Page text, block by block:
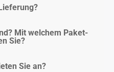
Mit welchem Paket-
Sie?
Sie an?